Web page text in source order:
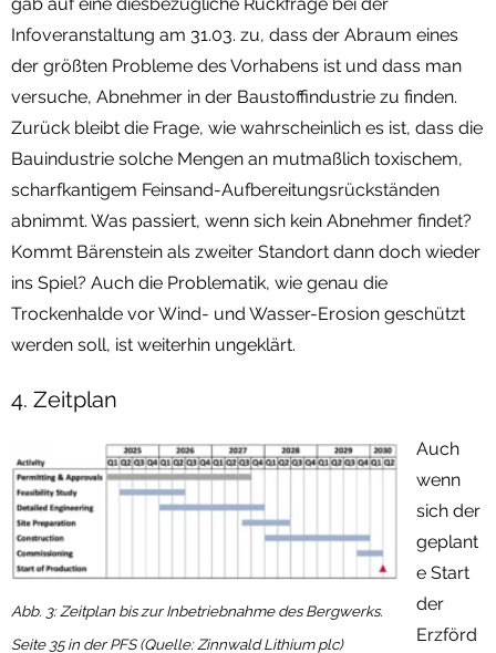
Infoveranstaltung am 31.03. zu, dass der Abraum eines
der größten Probleme des Vorhabens ist und dass man
versuche, Abnehmer in der Baustoffindustrie zu finden.
Zurück bleibt die Frage, wie wahrscheinlich es ist, dass die
Bauindustrie solche Mengen an mutmaßlich toxischem,
scharfkantigem Feinsand-Aufbereitungsrückständen
abnimmt. Was passiert, wenn sich kein Abnehmer findet?
Kommt Bärenstein als zweiter Standort dann doch wieder
ins Spiel? Auch die Problematik, wie genau die
Trockenhalde vor Wind- und Wasser-Erosion geschützt
werden soll, ist weiterhin ungeklärt.
4. Zeitplan
Abb. 3: Zeitplan bis zur Inbetriebnahme des Bergwerks.
Seite 35 in der PFS (Quelle: Zinnwald Lithium plc)
Auch
wenn
sich der
geplant
e Start
der
Erzförd